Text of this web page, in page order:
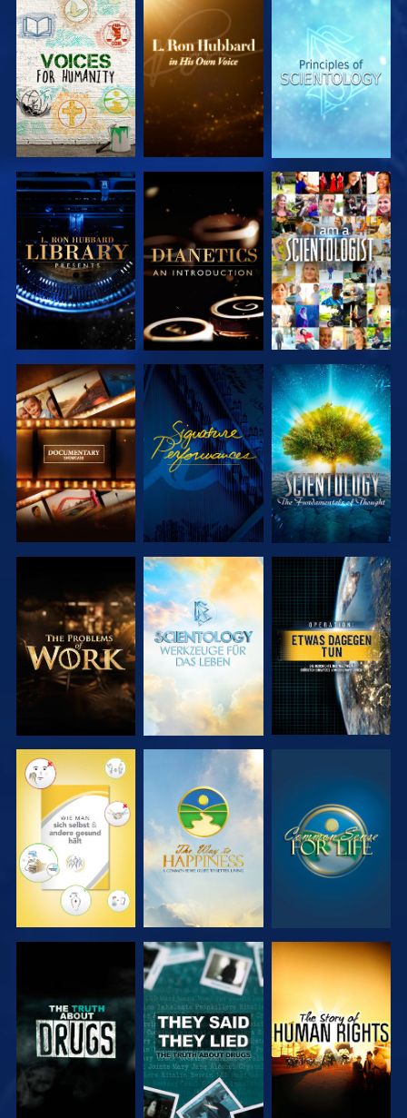
SERIE
ENTDECKEN
SERIE
ENTDECKEN
SERIE
ENTDECKEN
SERIE
ENTDECKEN
SERIE
ENTDECKEN
ANSEHEN
SERIE
ENTDECKEN
ANSEHEN
SERIE
ENTDECKEN
SERIE
ENTDECKEN
SERIE
ENTDECKEN
ANSEHEN
ANSEHEN ANSEHEN ANSEHEN
ANSEHEN ANSEHEN